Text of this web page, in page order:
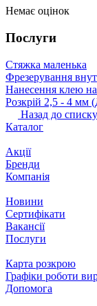
Немає оцінок
Послуги
Стяжка маленька
Фрезерування
Нанесення клею
Розкрій 2,5 ‐ 4
Назад до списку
Каталог
Акції
Бренди
Компанія
Новини
Сертифікати
Вакансії
Послуги
Карта розкрою
Графіки роботи
Допомога